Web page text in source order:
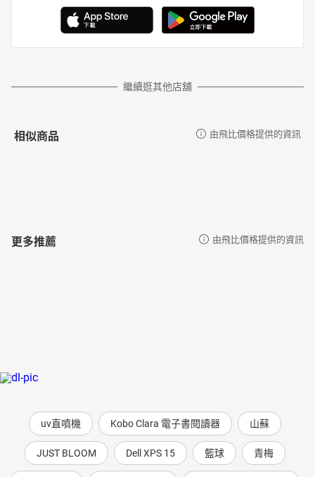
繼續逛其他店舖
相似商品 由飛比價格提供的資訊
更多推薦 由飛比價格提供的資訊
uv直噴機 Kobo Clara 電子書閱讀器 山蘇
JUST BLOOM Dell XPS 15 籃球 青梅